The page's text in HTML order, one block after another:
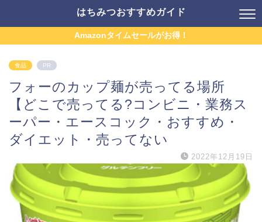
はちみつおすすめガイド
Amazonタイムセールがお得！
食品 PR
フォーのカップ麺が売ってる場所
【どこで売ってる?コンビニ・業務ス
ーパー・エースコック・おすすめ・
ダイエット・売ってない
2022年12月19日